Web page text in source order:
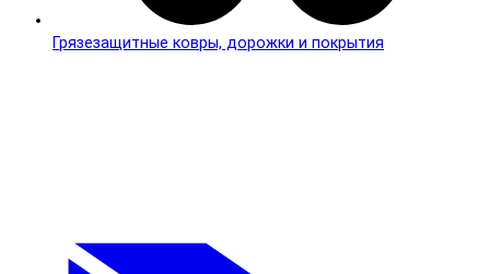
Грязезащитные ковры, дорожки и покрытия